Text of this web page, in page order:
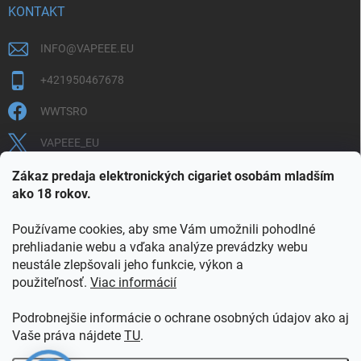
Zákaz predaja elektronických cigariet osobám mladším
ako 18 rokov.
Používame cookies, aby sme Vám umožnili pohodlné
prehliadanie webu a vďaka analýze prevádzky webu
neustále zlepšovali jeho funkcie, výkon a
použiteľnosť. Viac informácií
Podrobnejšie informácie o ochrane osobných údajov ako aj
Vaše práva nájdete TU.
KONTAKT
INFO@VAPEEE.EU
+421950467678
WWTSRO
VAPEEE_EU
VAPEEE.EU
COOKIES
OBCHODNÉ PODMIENKY
POŠTOVNÉ A DOPRAVA
VERNOSTNÝ PROGRAM
KONTAKT